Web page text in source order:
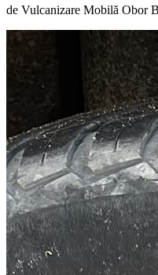
de Vulcanizare Mobilă Obor